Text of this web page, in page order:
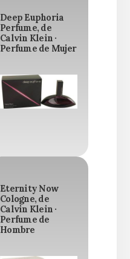
Deep Euphoria
Perfume, de
Calvin Klein ·
Perfume de Mujer
Eternity Now
Cologne, de
Calvin Klein ·
Perfume de
Hombre